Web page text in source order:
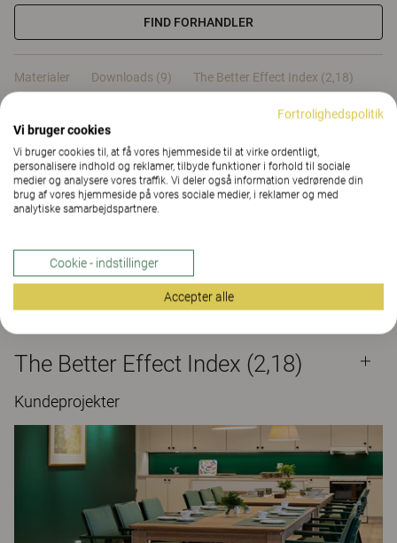
FIND FORHANDLER
Materialer Downloads (9) The Better Effect Index (2,18)
Certifikater
The Better Effect Index (2,18)
Kundeprojekter
Fortrolighedspolitik
Vi bruger cookies
Vi bruger cookies til, at få vores hjemmeside til at virke ordentligt,
personalisere indhold og reklamer, tilbyde funktioner i forhold til sociale
medier og analysere vores traffik. Vi deler også information vedrørende din
brug af vores hjemmeside på vores sociale medier, i reklamer og med
analytiske samarbejdspartnere.
Cookie - indstillinger
Accepter alle